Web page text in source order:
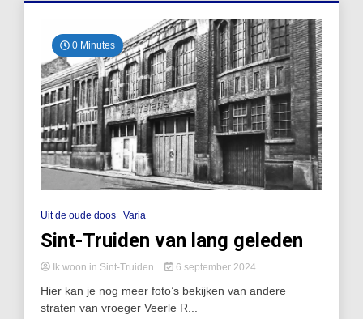
0 Minutes
Uit de oude doos Varia
Sint-Truiden van lang geleden
Ik woon in Sint-Truiden 6 september 2024
Hier kan je nog meer foto’s bekijken van andere
straten van vroeger Veerle R...